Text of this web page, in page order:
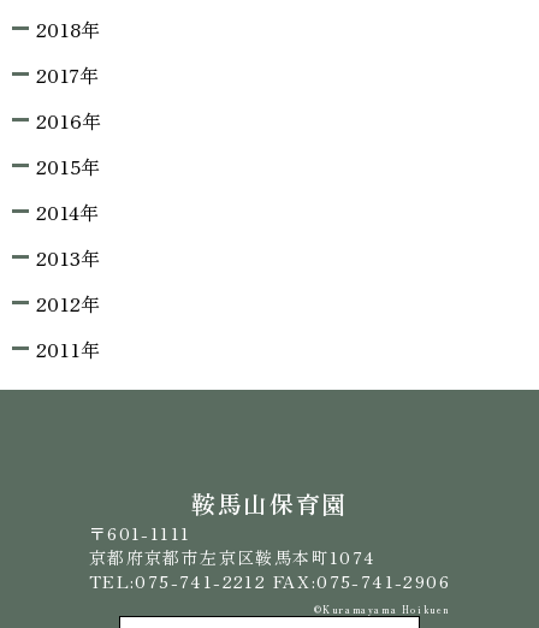
2018年
2017年
2016年
2015年
2014年
2013年
2012年
2011年
鞍馬山保育園
〒601-1111
京都府京都市左京区鞍馬本町1074
TEL:075-741-2212 FAX:075-741-2906
©️Kuramayama Hoikuen